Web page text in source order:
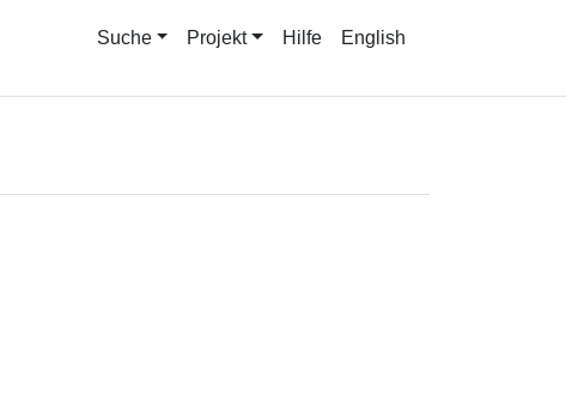
Suche Projekt Hilfe English